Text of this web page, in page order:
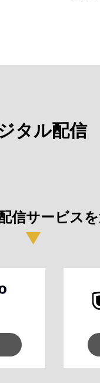
タル配信
信サービス